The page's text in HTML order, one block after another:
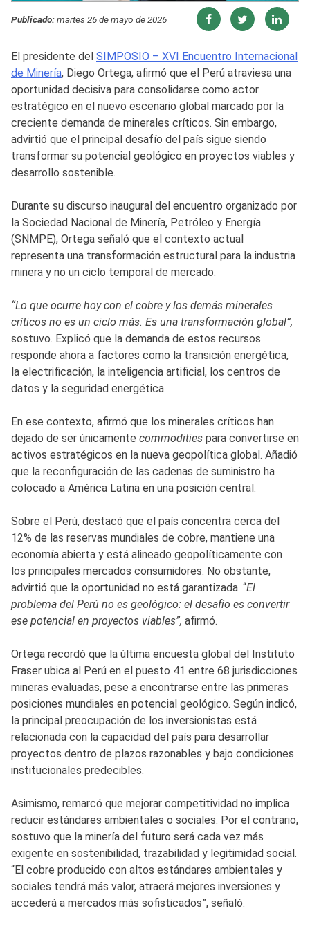
Publicado:martes 26 de mayo de 2026
El presidente del SIMPOSIO – XVI Encuentro Internacional
de Minería, Diego Ortega, afirmó que el Perú atraviesa una
oportunidad decisiva para consolidarse como actor
estratégico en el nuevo escenario global marcado por la
creciente demanda de minerales críticos. Sin embargo,
advirtió que el principal desafío del país sigue siendo
transformar su potencial geológico en proyectos viables y
desarrollo sostenible.
Durante su discurso inaugural del encuentro organizado por
la Sociedad Nacional de Minería, Petróleo y Energía
(SNMPE), Ortega señaló que el contexto actual
representa una transformación estructural para la industria
minera y no un ciclo temporal de mercado.
“Lo que ocurre hoy con el cobre y los demás minerales
críticos no es un ciclo más. Es una transformación global”,
sostuvo. Explicó que la demanda de estos recursos
responde ahora a factores como la transición energética,
la electrificación, la inteligencia artificial, los centros de
datos y la seguridad energética.
En ese contexto, afirmó que los minerales críticos han
dejado de ser únicamente commodities para convertirse en
activos estratégicos en la nueva geopolítica global. Añadió
que la reconfiguración de las cadenas de suministro ha
colocado a América Latina en una posición central.
Sobre el Perú, destacó que el país concentra cerca del
12% de las reservas mundiales de cobre, mantiene una
economía abierta y está alineado geopolíticamente con
los principales mercados consumidores. No obstante,
advirtió que la oportunidad no está garantizada. “El
problema del Perú no es geológico: el desafío es convertir
ese potencial en proyectos viables”, afirmó.
Ortega recordó que la última encuesta global del Instituto
Fraser ubica al Perú en el puesto 41 entre 68 jurisdicciones
mineras evaluadas, pese a encontrarse entre las primeras
posiciones mundiales en potencial geológico. Según indicó,
la principal preocupación de los inversionistas está
relacionada con la capacidad del país para desarrollar
proyectos dentro de plazos razonables y bajo condiciones
institucionales predecibles.
Asimismo, remarcó que mejorar competitividad no implica
reducir estándares ambientales o sociales. Por el contrario,
sostuvo que la minería del futuro será cada vez más
exigente en sostenibilidad, trazabilidad y legitimidad social.
“El cobre producido con altos estándares ambientales y
sociales tendrá más valor, atraerá mejores inversiones y
accederá a mercados más sofisticados”, señaló.